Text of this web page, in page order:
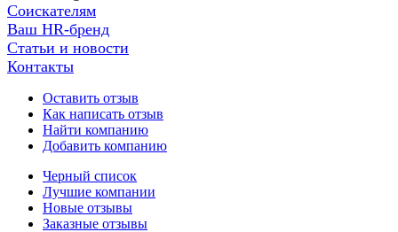
Соискателям
Ваш HR-бренд
Статьи и новости
Контакты
Оставить отзыв
Как написать отзыв
Найти компанию
Добавить компанию
Черный список
Лучшие компании
Новые отзывы
Заказные отзывы